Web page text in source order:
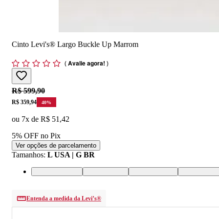
Cinto Levi's® Largo Buckle Up Marrom
(Avalie agora! )
Original price:
R$ 599,90
Price:
R$ 359,94 40%
ou 7x de R$ 51,42
5% OFF no Pix
Ver opções de parcelamento
Tamanhos: L USA | G BR
30 USA | 38 BRL USA | G BRM USA | M BRS USA | P
Entenda a medida da Levi’s®